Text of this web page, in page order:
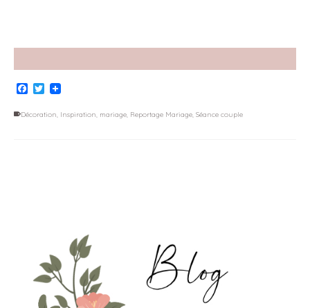
Facebook
Twitter
Décoration, Inspiration, mariage, Reportage Mariage, Séance couple